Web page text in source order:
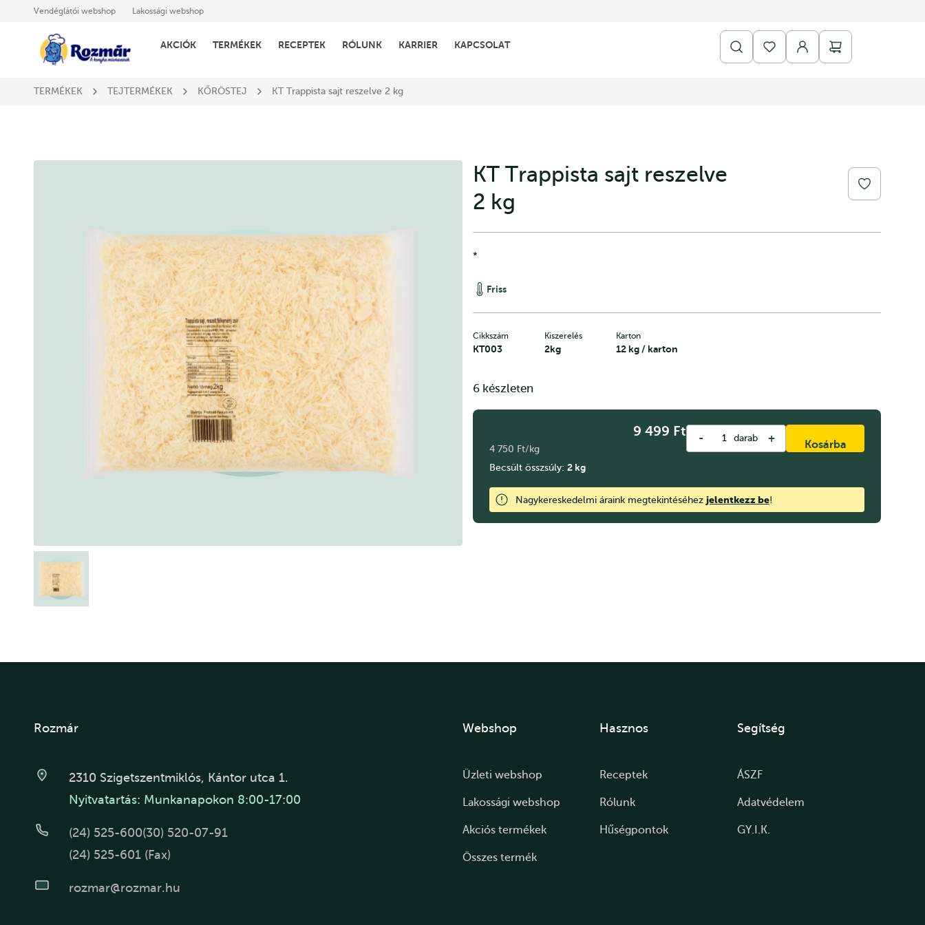
Vendéglátói webshop Lakossági webshop
AKCIÓK TERMÉKEK RECEPTEK RÓLUNK KARRIER KAPCSOLAT
TERMÉKEK TEJTERMÉKEK KŐRÖSTEJ KT Trappista sajt reszelve 2 kg
KT Trappista sajt reszelve
2 kg
*
Friss
Cikkszám
KT003
Kiszerelés
2kg
Karton
12 kg / karton
6 készleten
9 499 Ft
4 750 Ft/kg
- darab + Kosárba
Becsült összsúly: 2 kg
Nagykereskedelmi áraink megtekintéséhez jelentkezz be!
Rozmár
2310 Szigetszentmiklós, Kántor utca 1.
Nyitvatartás: Munkanapokon 8:00-17:00
(24) 525-600(30) 520-07-91
(24) 525-601 (Fax)
rozmar@rozmar.hu
Webshop
Üzleti webshop
Lakossági webshop
Akciós termékek
Összes termék
Hasznos
Receptek
Rólunk
Hűségpontok
Segítség
ÁSZF
Adatvédelem
GY.I.K.